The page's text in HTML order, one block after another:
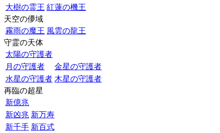
大樹の霊王 紅蓮の機王
天空の儚域
霧雨の魔王 風雲の龍王
守霊の天体
太陽の守護者
月の守護者
金星の守護者
水星の守護者 木星の守護者
再臨の超星
新億兆
新凶兆 新万寿
新千手 新百式